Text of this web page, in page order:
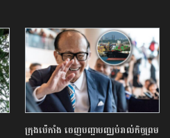
ក្រុងប៉េកាំង ចេញបញ្ជាបញ្ឈប់រាល់កិច្ចព្រម